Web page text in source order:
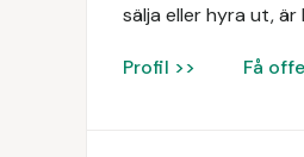
sälja eller hyra ut,
Profil >> Få